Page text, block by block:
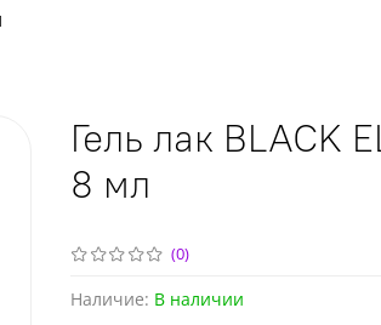
(0)
Наличие: В наличии
Гель лак BLACK
8 мл